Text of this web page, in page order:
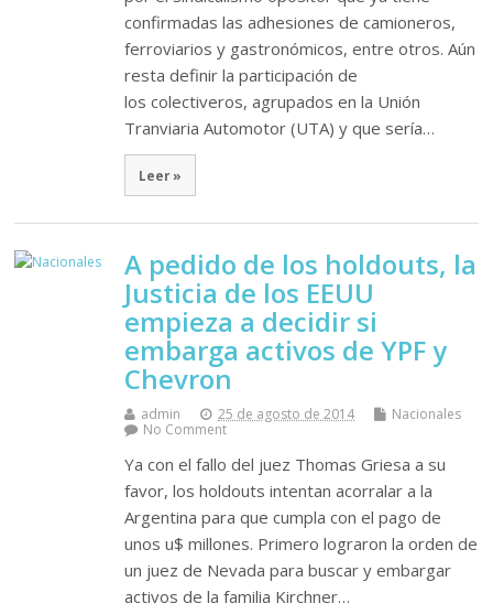
confirmadas las adhesiones de camioneros,
ferroviarios y gastronómicos, entre otros. Aún
resta definir la participación de
los colectiveros, agrupados en la Unión
Tranviaria Automotor (UTA) y que sería…
Leer »
A pedido de los holdouts, la
Justicia de los EEUU
empieza a decidir si
embarga activos de YPF y
Chevron
admin 25 de agosto de 2014
Nacionales
No Comment
Ya con el fallo del juez Thomas Griesa a su
favor, los holdouts intentan acorralar a la
Argentina para que cumpla con el pago de
unos u$ millones. Primero lograron la orden de
un juez de Nevada para buscar y embargar
activos de la familia Kirchner…